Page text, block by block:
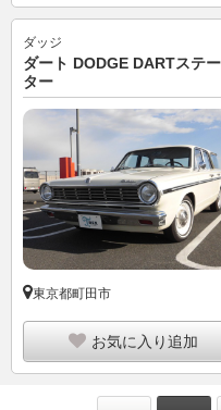
ダッジ
ダート DODGE DARTステ
ター
東京都町田市
お気に入り追加